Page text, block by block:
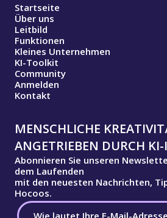
Startseite
Über uns
Leitbild
Funktionen
Kleines Unternehmen
KI-Toolkit
Community
Anmelden
Kontakt
MENSCHLICHE
ANGETRIEBEN DURCH
Abonnieren Sie unseren
dem Laufenden
mit den neuesten Nachrichten,
Hocoos.